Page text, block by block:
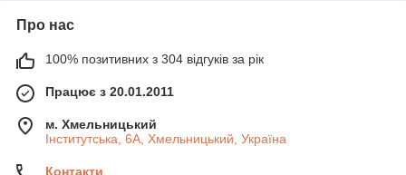
Про нас
100% позитивних з 304 відгуків за рік
Працює з 20.01.2011
м. Хмельницький
Інститутська, 6А, Хмельницький, Україна
Контакти